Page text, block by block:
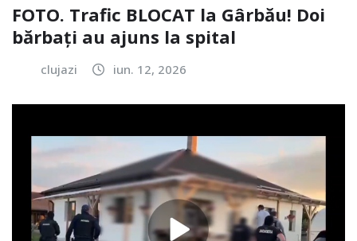
FOTO. Trafic BLOCAT la Gârbău! Doi
bărbați au ajuns la spital
clujazi iun. 12, 2026